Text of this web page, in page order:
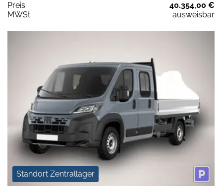
Preis:
40.354,00 €
MWSt:
ausweisbar
Standort Zentrallager